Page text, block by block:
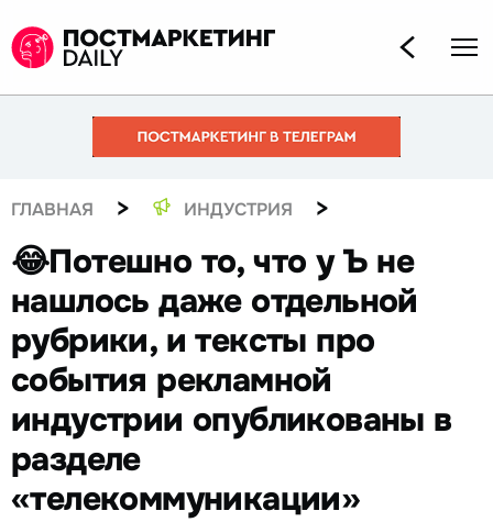
ГЛАВНАЯ > ИНДУСТРИЯ >
😂Потешно то, что у Ъ не
нашлось даже отдельной
рубрики, и тексты про
события рекламной
индустрии опубликованы в
разделе
«телекоммуникации»